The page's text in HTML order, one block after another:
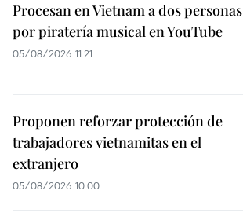
Procesan en Vietnam a dos personas
por piratería musical en YouTube
05/08/2026 11:21
Proponen reforzar protección de
trabajadores vietnamitas en el
extranjero
05/08/2026 10:00